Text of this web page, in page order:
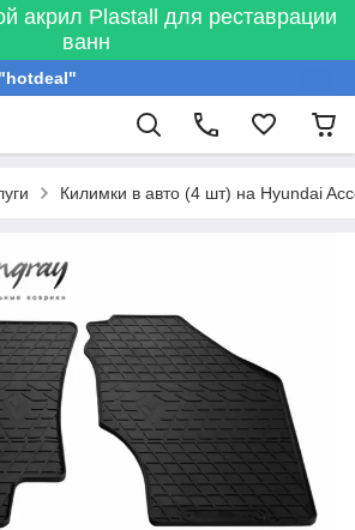
акрил Plastall для реставрации
ванн
Килимки в авто (4 шт) на Hyundai